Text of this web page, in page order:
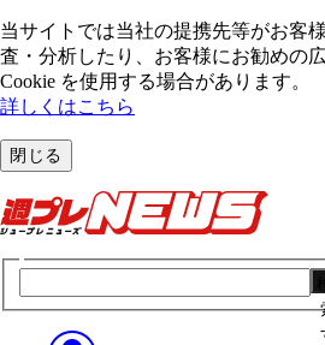
当サイトでは当社の提携先等がお客
査・分析したり、お客様にお勧めの
Cookie を使⽤する場合があります。
詳しくはこちら
閉じる